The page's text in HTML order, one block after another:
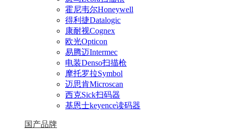
霍尼韦尔Honeywell
得利捷Datalogic
康耐视Cognex
欧光Opticon
易腾迈Intermec
电装Denso扫描枪
摩托罗拉Symbol
迈思肯Microscan
西克Sick扫码器
基恩士keyence读码器
国产品牌